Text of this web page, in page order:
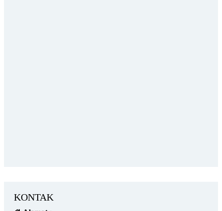
KONTAK